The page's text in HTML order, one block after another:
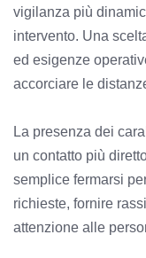
vigilanza più
intervento. Una
ed esigenze
accorciare le
La presenza dei
un contatto più
semplice fermarsi
richieste, fornire
attenzione alle